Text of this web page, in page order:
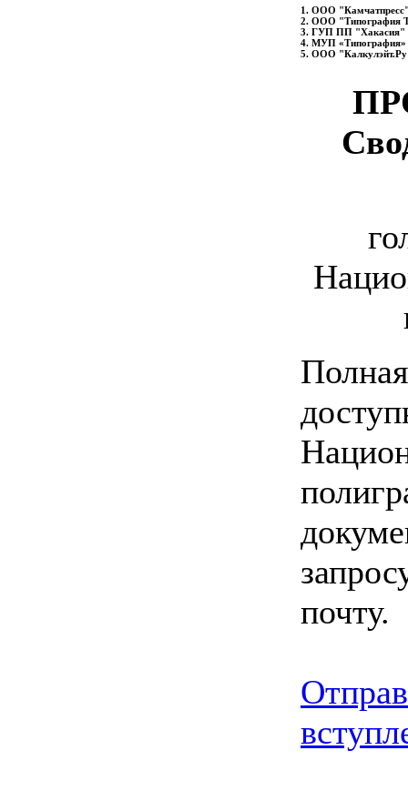
1. ООО
2. ООО "Типография
3. ГУП ПП "Хакасия"
4. МУП «Типография»
5. ООО
почту.